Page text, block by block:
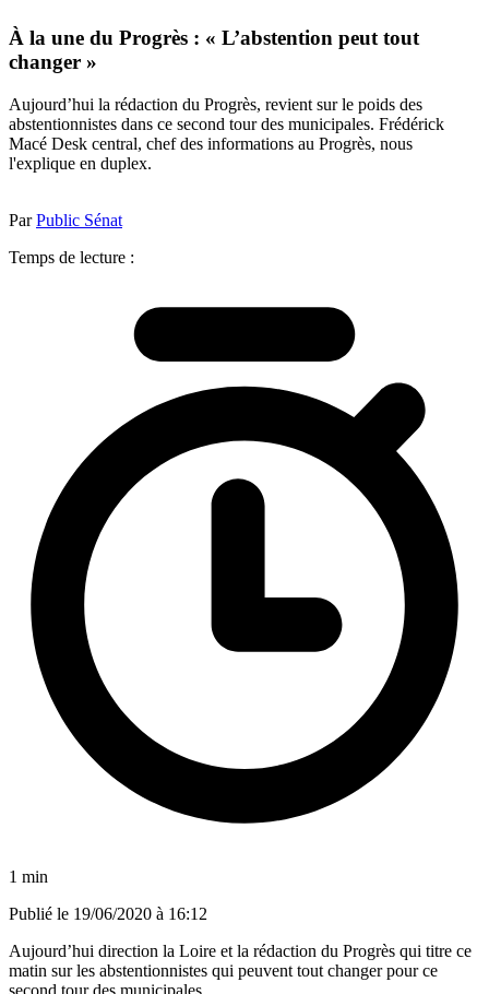
À la une du Progrès : « L’abstention peut tout
changer »
Aujourd’hui la rédaction du Progrès, revient sur le poids des
abstentionnistes dans ce second tour des municipales. Frédérick
Macé Desk central, chef des informations au Progrès, nous
l'explique en duplex.
ParPublic Sénat
Temps de lecture :
1 min
Publié le 19/06/2020 à 16:12
Aujourd’hui direction la Loire et la rédaction du Progrès qui titre ce
matin sur les abstentionnistes qui peuvent tout changer pour ce
second tour des municipales.